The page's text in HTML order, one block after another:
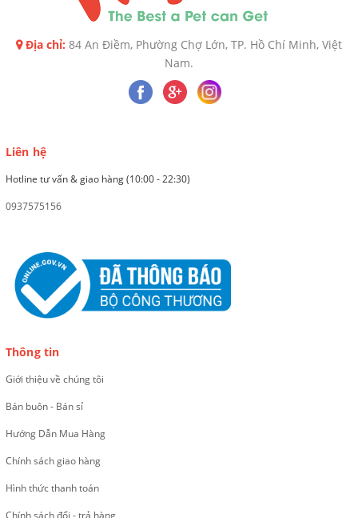
Địa chỉ: 84 An Điềm, Phường Chợ Lớn, TP. Hồ Chí Minh, Việt
Nam.
Liên hệ
Hotline tư vấn & giao hàng (10:00 - 22:30)
0937575156
Thông tin
Giới thiệu về chúng tôi
Bán buôn - Bán sỉ
Hướng Dẫn Mua Hàng
Chính sách giao hàng
Hình thức thanh toán